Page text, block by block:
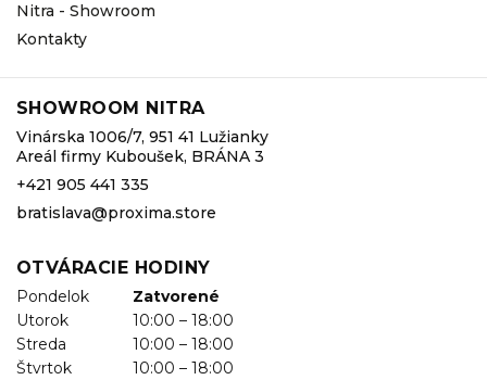
Nitra - Showroom
Kontakty
SHOWROOM NITRA
Vinárska 1006/7, 951 41 Lužianky
Areál firmy Kuboušek, BRÁNA 3
+421 905 441 335
bratislava@proxima.store
OTVÁRACIE HODINY
Pondelok
Zatvorené
Utorok
10:00 – 18:00
Streda
10:00 – 18:00
Štvrtok
10:00 – 18:00